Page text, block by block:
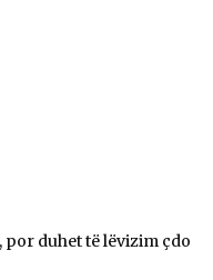
por duhet të lëvizim çdo